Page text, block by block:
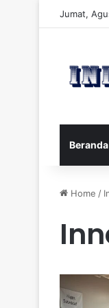
Jumat,
Beranda
Home /